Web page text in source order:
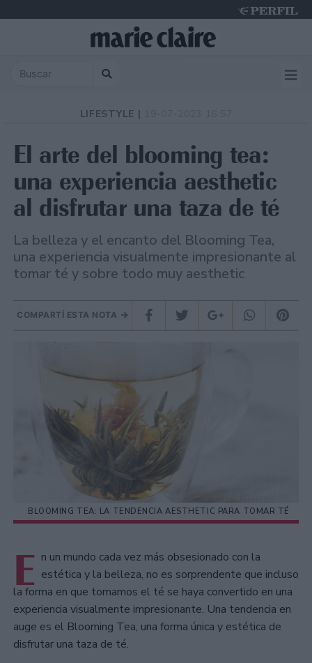
LIFESTYLE |
El arte del blooming tea:
una experiencia aesthetic
al disfrutar una taza de té
La belleza y el encanto del Blooming Tea,
una experiencia visualmente impresionante al
tomar té y sobre todo muy aesthetic
COMPARTÍ ESTA NOTA
BLOOMING TEA: LA TENDENCIA AESTHETIC PARA TOMAR TÉ
E n un mundo cada vez más obsesionado con la
estética y la belleza, no es sorprendente que incluso
la forma en que tomamos el té se haya convertido en una
experiencia visualmente impresionante. Una tendencia en
auge es el Blooming Tea, una forma única y estética de
disfrutar una taza de té.